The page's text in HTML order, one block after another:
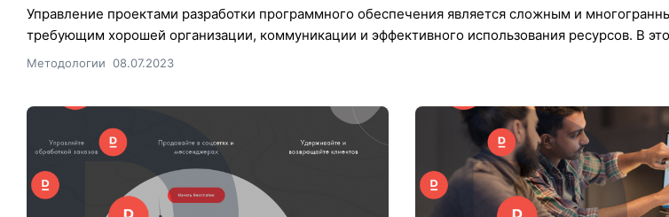
Управление проектами разработки программного обеспечения является сложным и
требующим хорошей организации, коммуникации и эффективного использования ресурсов. В
Методологии 08.07.2023